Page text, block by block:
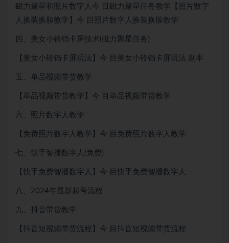
磁力聚星和照片数字人今 目磁力聚星任务教学【照片数字
人换装换脸教学】今 目照片数字人换装换脸教学
四、美女小铃铛卡屏技术(磁力聚星任务)
【美女小铃铛卡屏玩法】今 目美女小铃铛卡屏玩法 副本
五、单品视频带货教学
【单品视频带货教学】今 目单品视频带货教学
六、照片数字人教学
【免费照片数字人教学】今 目免费照片数字人教学
七、快手智播数字人(免费)
【快手免费智播数字人】今 目快手免费智播数字人
八、2024年最新起号流程
九、抖音带货教学
【抖音短视频带货流程】今 目抖音短视频带货流程